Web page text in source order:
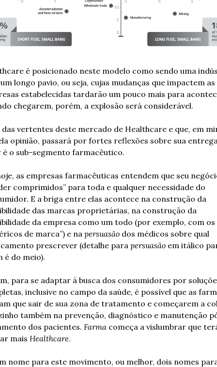
é posicionado neste modelo como sendo uma
longo pavio, ou seja, cujas mudanças que impactem as
estabelecidas tardarão um pouco mais para
chegarem, porém, a explosão será considerável.
vertentes deste mercado de Healthcare e que, em
opinião, passará por fortes reflexões sobre sua
é o sub-segmento farmacêutico.
as empresas farmacêuticas entendem que seu
comprimidos” para toda e qualquer necessidade do
E a briga entre elas acontece na construção da
das marcas proprietárias, na construção da
da empresa como um todo (por exemplo, com os
de marca”) e na persuasão dos médicos sobre qual
prescrever (detalhe para persuasão em itálico
é do meio).
para se adaptar à busca dos consumidores por
inclusive no campo da saúde, é possível que as
que sair de sua zona de tratamento e começarem a
também na prevenção, diagnóstico e manutenção
dos pacientes. Farma começa a vislumbrar que
mais Healthcare.
nome para este movimento, ou melhor, dois nomes